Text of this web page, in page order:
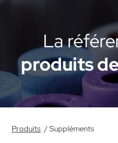
La
produits
Produits Suppléments